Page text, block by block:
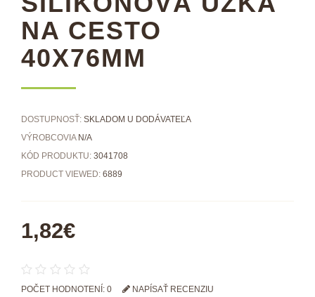
NA CESTO
40X76MM
DOSTUPNOSŤ: SKLADOM U DODÁVATEĽA
VÝROBCOVIA N/A
KÓD PRODUKTU: 3041708
PRODUCT VIEWED: 6889
1,82€
POČET HODNOTENÍ: 0 NAPÍSAŤ RECENZIU